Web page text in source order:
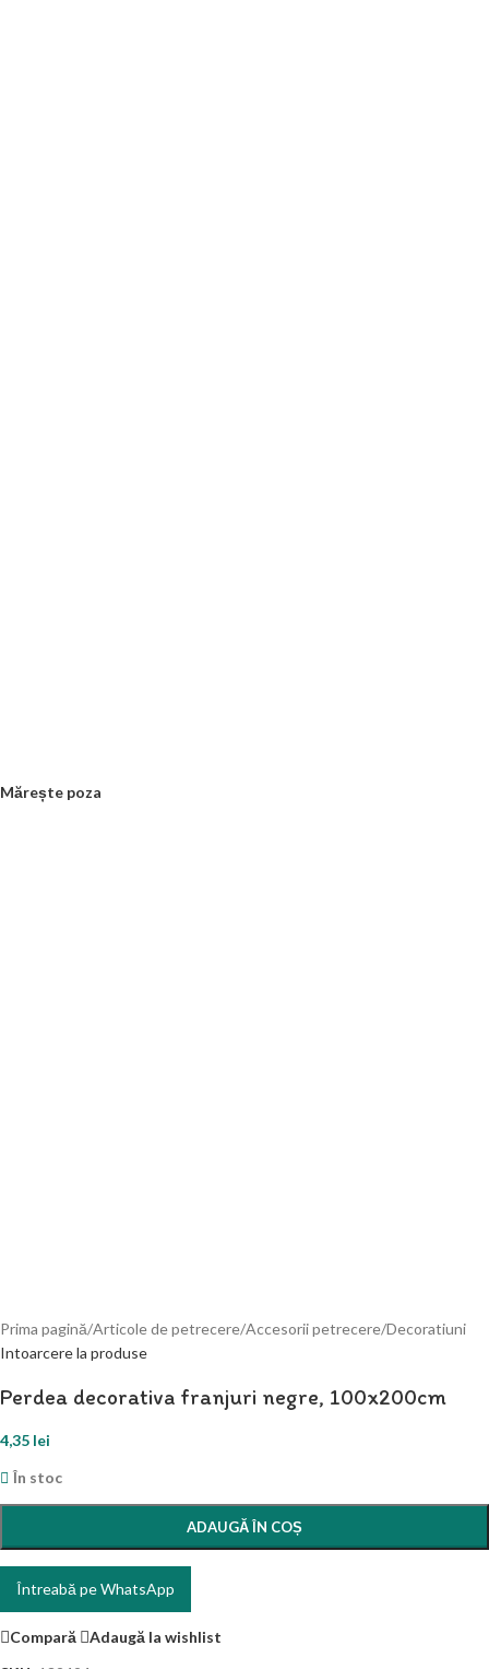
Mărește poza
Prima pagină/Articole de petrecere/Accesorii petrecere/Decoratiuni
Intoarcere la produse
Perdea decorativa franjuri negre, 100x200cm
4,35 lei
În stoc
ADAUGĂ ÎN COȘ
Întreabă pe WhatsApp
Compară
Adaugă la wishlist